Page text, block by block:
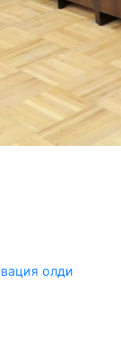
олди